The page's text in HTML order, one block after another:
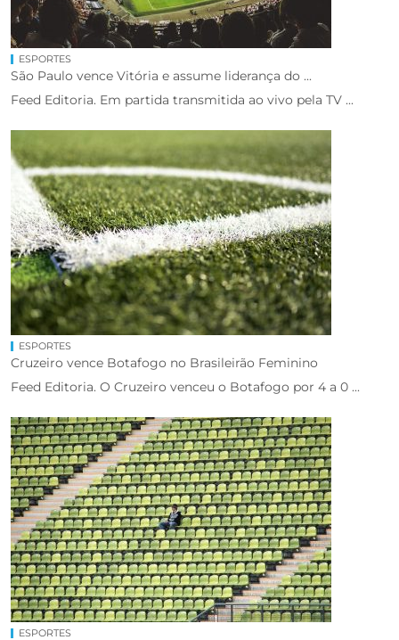
ESPORTES
São Paulo vence Vitória e assume liderança do ...
Feed Editoria. Em partida transmitida ao vivo pela TV ...
ESPORTES
Cruzeiro vence Botafogo no Brasileirão Feminino
Feed Editoria. O Cruzeiro venceu o Botafogo por 4 a 0 ...
ESPORTES